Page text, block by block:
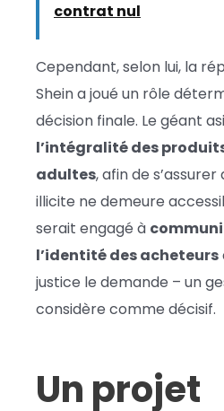
contrat nul
Cependant, selon lui, la
Shein a joué un rôle
décision finale. Le géant
l’intégralité des
adultes, afin de
illicite ne demeure
serait engagé à
l’identité des acheteurs
justice le demande – un
considère comme décisif.
Un projet